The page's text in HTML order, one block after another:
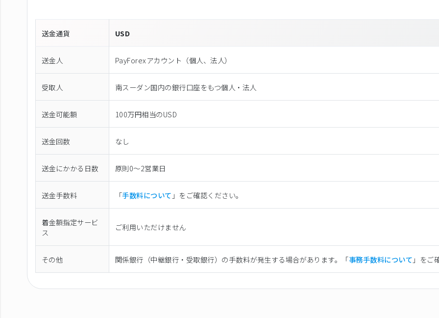
送金通貨 USD
送金人 PayForexアカウント（個⼈、法⼈）
受取人 南スーダン国内の銀行口座をもつ個人・法人
送金可能額 100万円相当のUSD
送金回数 なし
送金にかかる日数 原則0〜2営業日
送金手数料 「手数料について 」をご確認ください。
着金額指定サービ
ス
ご利用いただけません
その他 関係銀行（中継銀行・受取銀行）の手数料が発生する場合があります。「事務手数料について 」をご